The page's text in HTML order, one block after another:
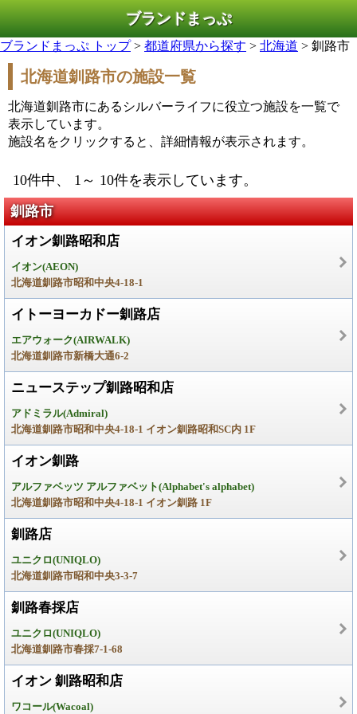
ブランドまっぷ
ブランドまっぷ トップ> 都道府県から探す > 北海道 > 釧路市
北海道釧路市の施設一覧
北海道釧路市にあるシルバーライフに役立つ施設を一覧で
表示しています。
施設名をクリックすると、詳細情報が表示されます。
10件中、 1～ 10件を表示しています。
釧路市
イオン釧路昭和店
イオン(AEON)
北海道釧路市昭和中央4-18-1
イトーヨーカドー釧路店
エアウォーク(AIRWALK)
北海道釧路市新橋大通6-2
ニューステップ釧路昭和店
アドミラル(Admiral)
北海道釧路市昭和中央4-18-1 イオン釧路昭和SC内 1F
イオン釧路
アルファベッツ アルファベット(Alphabet's alphabet)
北海道釧路市昭和中央4-18-1 イオン釧路 1F
釧路店
ユニクロ(UNIQLO)
北海道釧路市昭和中央3-3-7
釧路春採店
ユニクロ(UNIQLO)
北海道釧路市春採7-1-68
イオン 釧路昭和店
ワコール(Wacoal)